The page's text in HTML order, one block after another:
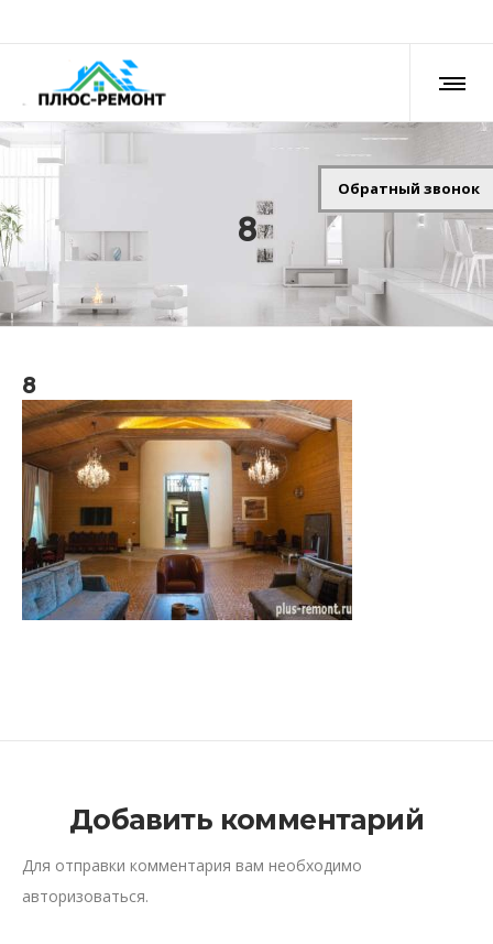
8
8
Добавить комментарий
Для отправки комментария вам необходимо
авторизоваться.
Обратный звонок